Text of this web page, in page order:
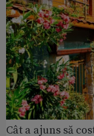
Cât a ajuns să